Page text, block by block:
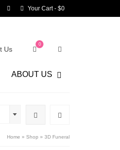
Your Cart- $0
Us
0
ABOUT US
Home » Shop » 3D Funeral